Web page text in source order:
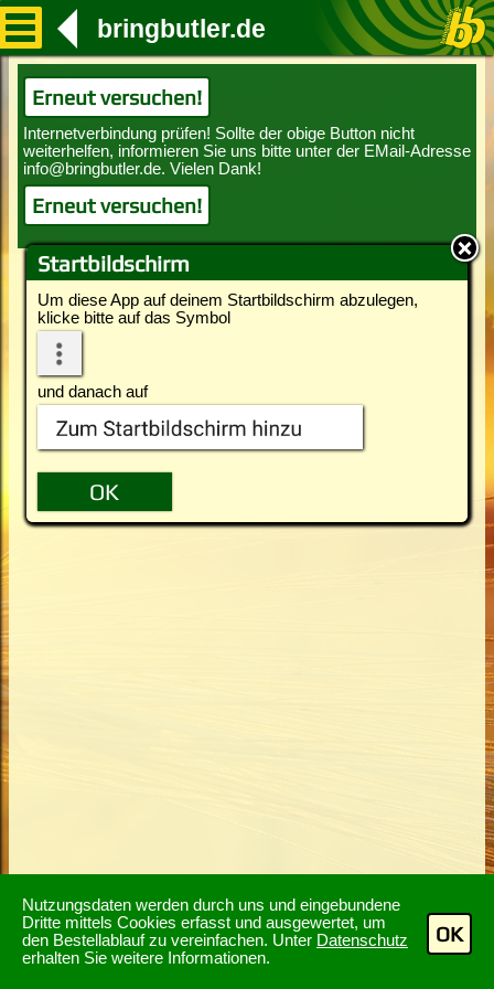
Nutzungsdaten werden durch uns und eingebundene
Dritte mittels Cookies erfasst und ausgewertet, um
den Bestellablauf zu vereinfachen. Unter Datenschutz
erhalten Sie weitere Informationen.
OK
Startbildschirm
Um diese App auf deinem Startbildschirm abzulegen,
klicke bitte auf das Symbol
und danach auf
bringbutler.de
Erneut versuchen!
Erneut versuchen!